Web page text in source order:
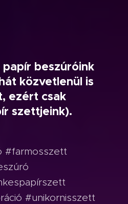
beszúróink
közvetlenül is
ezért csak
szettjeink).
#farmosszett
#unikornisszett